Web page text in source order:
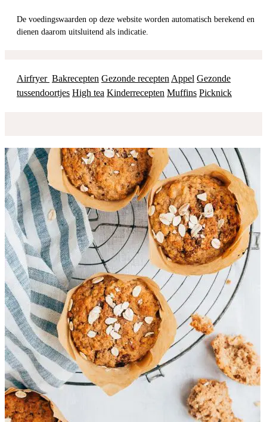
De voedingswaarden op deze website worden automatisch berekend en
dienen daarom uitsluitend als indicatie.
Airfryer Bakrecepten Gezonde recepten Appel Gezonde
tussendoortjes High tea Kinderrecepten Muffins Picknick